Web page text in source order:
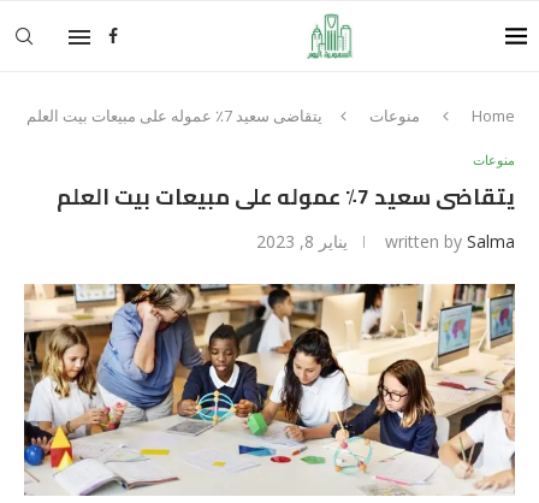
Home منوعات يتقاضى سعيد 7٪ عموله على مبيعات بيت العلم
منوعات
يتقاضى سعيد 7٪ عموله على مبيعات بيت العلم
written by Salma يناير 8, 2023